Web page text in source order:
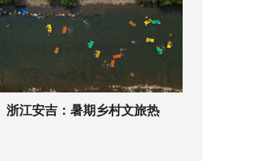
浙江安吉：暑期乡村文旅热